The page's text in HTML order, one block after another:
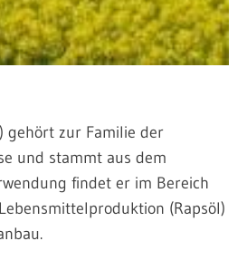
) gehört zur Familie der
und stammt aus dem
findet er im Bereich
(Rapsöl)